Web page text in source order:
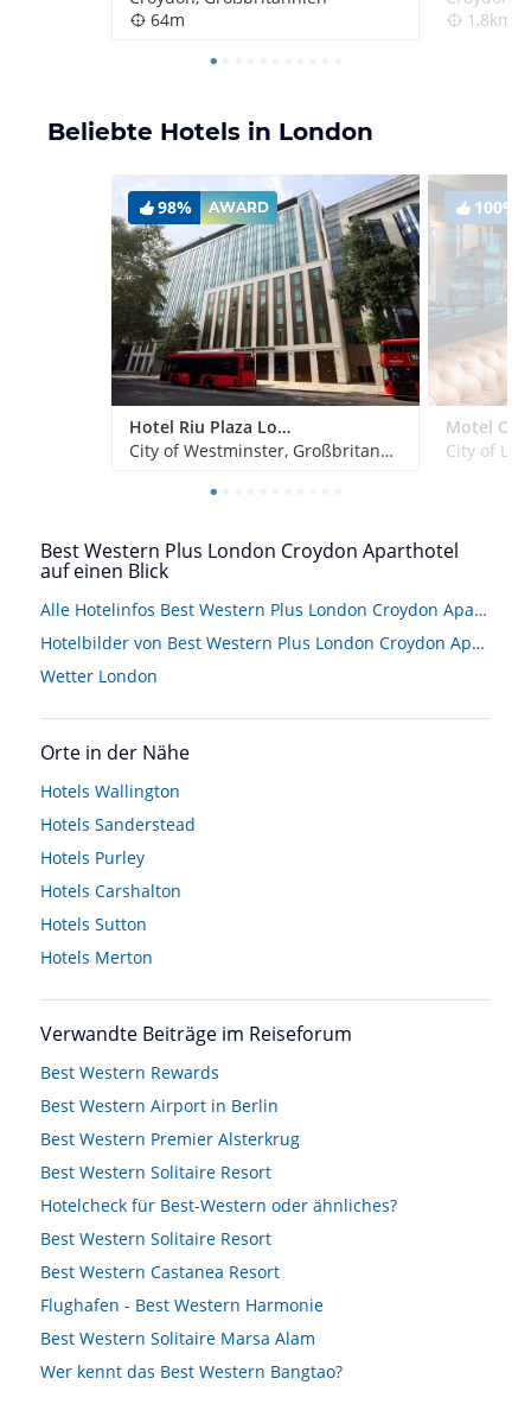
64m
1,8km
Beliebte Hotels in London
98% AWARD
Hotel Riu Plaza London Victoria
City of Westminster, Großbritannien
100%
City of
Best Western Plus London Croydon Aparthotel
auf einen Blick
Alle Hotelinfos Best Western Plus London Croydon Aparthotel
Hotelbilder von Best Western Plus London Croydon Aparthotel
Wetter London
Orte in der Nähe
Hotels Wallington
Hotels Sanderstead
Hotels Purley
Hotels Carshalton
Hotels Sutton
Hotels Merton
Verwandte Beiträge im Reiseforum
Best Western Rewards
Best Western Airport in Berlin
Best Western Premier Alsterkrug
Best Western Solitaire Resort
Hotelcheck für Best-Western oder ähnliches?
Best Western Solitaire Resort
Best Western Castanea Resort
Flughafen - Best Western Harmonie
Best Western Solitaire Marsa Alam
Wer kennt das Best Western Bangtao?